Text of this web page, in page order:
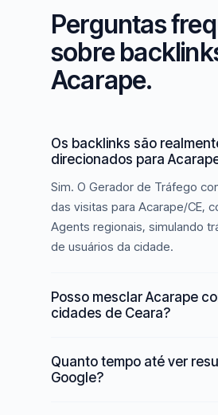
Perguntas
sobre
Acarape.
Os backlinks são
direcionados para
Sim. O Gerador de Tráfego
das visitas para Acarape/CE,
Agents regionais, simulando
de usuários da cidade.
Posso mesclar Acarape
cidades de Ceara?
Quanto tempo até ver
Google?